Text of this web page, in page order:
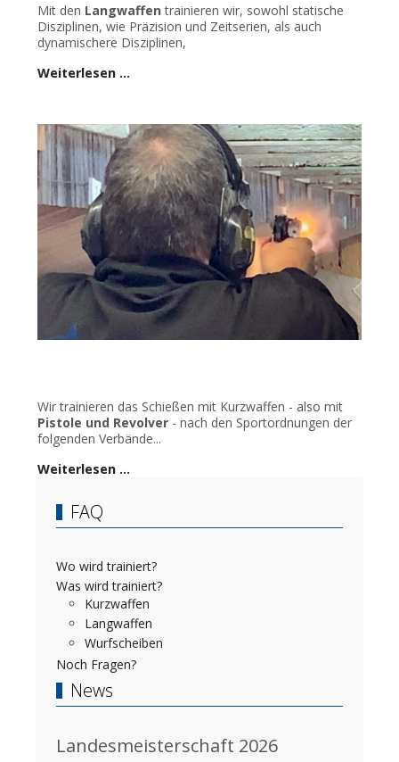
Mit den Langwaffen trainieren wir, sowohl statische
Disziplinen, wie Präzision und Zeitserien, als auch
dynamischere Disziplinen,
Weiterlesen …
Wir trainieren das Schießen mit Kurzwaffen - also mit
Pistole und Revolver - nach den Sportordnungen der
folgenden Verbände...
Weiterlesen …
FAQ
Wo wird trainiert?
Was wird trainiert?
Kurzwaffen
Langwaffen
Wurfscheiben
Noch Fragen?
News
Landesmeisterschaft 2026